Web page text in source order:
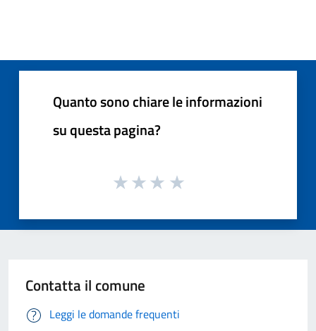
Quanto sono chiare le informazioni
su questa pagina?
Contatta il comune
Leggi le domande frequenti